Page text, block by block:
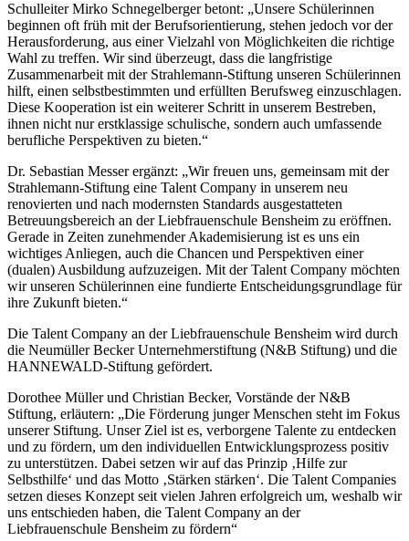
Schulleiter Mirko Schnegelberger betont: „Unsere Schülerinnen
beginnen oft früh mit der Berufsorientierung, stehen jedoch vor der
Herausforderung, aus einer Vielzahl von Möglichkeiten die richtige
Wahl zu treffen. Wir sind überzeugt, dass die langfristige
Zusammenarbeit mit der Strahlemann-Stiftung unseren Schülerinnen
hilft, einen selbstbestimmten und erfüllten Berufsweg einzuschlagen.
Diese Kooperation ist ein weiterer Schritt in unserem Bestreben,
ihnen nicht nur erstklassige schulische, sondern auch umfassende
berufliche Perspektiven zu bieten.“
Dr. Sebastian Messer ergänzt: „Wir freuen uns, gemeinsam mit der
Strahlemann-Stiftung eine Talent Company in unserem neu
renovierten und nach modernsten Standards ausgestatteten
Betreuungsbereich an der Liebfrauenschule Bensheim zu eröffnen.
Gerade in Zeiten zunehmender Akademisierung ist es uns ein
wichtiges Anliegen, auch die Chancen und Perspektiven einer
(dualen) Ausbildung aufzuzeigen. Mit der Talent Company möchten
wir unseren Schülerinnen eine fundierte Entscheidungsgrundlage für
ihre Zukunft bieten.“
Die Talent Company an der Liebfrauenschule Bensheim wird durch
die Neumüller Becker Unternehmerstiftung (N&B Stiftung) und die
HANNEWALD-Stiftung gefördert.
Dorothee Müller und Christian Becker, Vorstände der N&B
Stiftung, erläutern: „Die Förderung junger Menschen steht im Fokus
unserer Stiftung. Unser Ziel ist es, verborgene Talente zu entdecken
und zu fördern, um den individuellen Entwicklungsprozess positiv
zu unterstützen. Dabei setzen wir auf das Prinzip ‚Hilfe zur
Selbsthilfe‘ und das Motto ‚Stärken stärken‘. Die Talent Companies
setzen dieses Konzept seit vielen Jahren erfolgreich um, weshalb wir
uns entschieden haben, die Talent Company an der
Liebfrauenschule Bensheim zu fördern“